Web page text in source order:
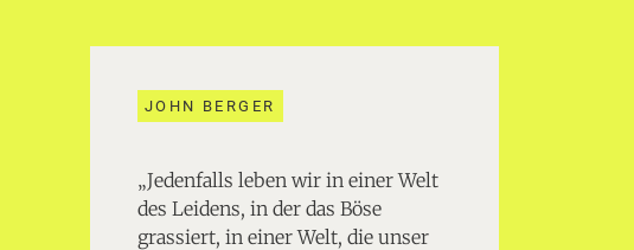
JOHN BERGER
„Jedenfalls leben wir in einer Welt
des Leidens, in der das Böse
grassiert, in einer Welt, die unser